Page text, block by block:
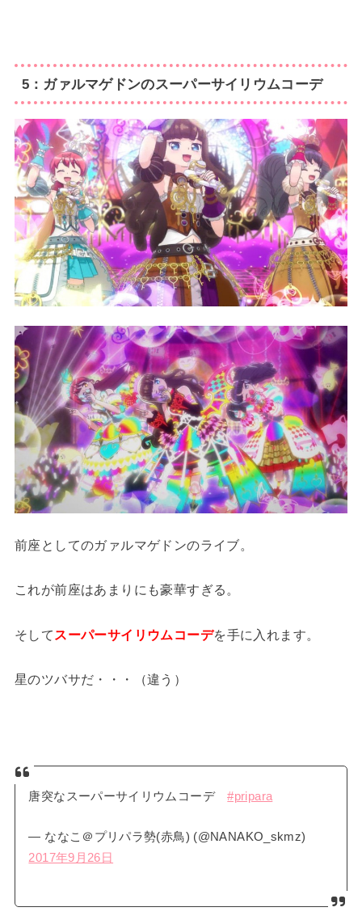
5：ガァルマゲドンのスーパーサイリウムコーデ
前座としてのガァルマゲドンのライブ。
これが前座はあまりにも豪華すぎる。
そして スーパーサイリウムコーデを手に入れます。
星のツバサだ・・・（違う）
唐突なスーパーサイリウムコーデ#pripara
— ななこ＠プリパラ勢(赤鳥) (@NANAKO_skmz)
2017年9月26日